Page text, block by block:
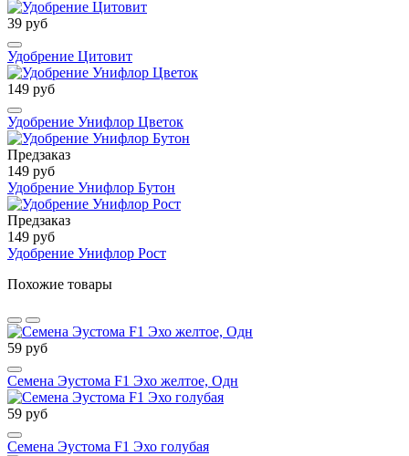
39 руб
Удобрение Цитовит
149 руб
Удобрение Унифлор Цветок
Предзаказ
149 руб
Удобрение Унифлор Бутон
Предзаказ
149 руб
Удобрение Унифлор Рост
Похожие товары
59 руб
Семена Эустома F1 Эхо желтое, Одн
59 руб
Семена Эустома F1 Эхо голубая